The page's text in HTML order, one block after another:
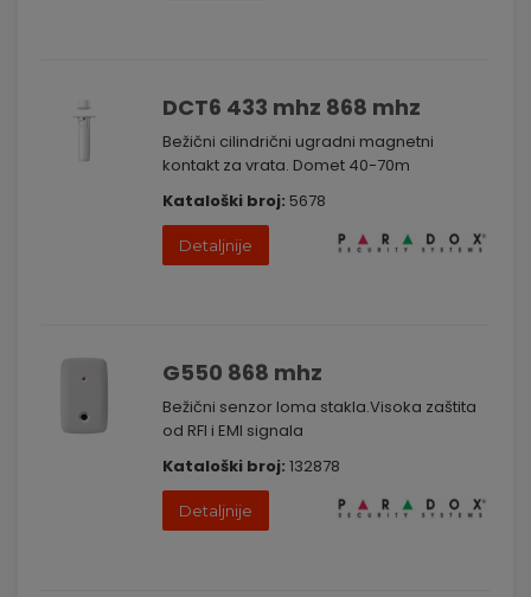
DCT6 433 mhz 868 mhz
Bežični cilindrični ugradni magnetni
kontakt za vrata. Domet 40-70m
Kataloški broj: 5678
Detaljnije
G550 868 mhz
Bežični senzor loma stakla.Visoka zaštita
od RFI i EMI signala
Kataloški broj: 132878
Detaljnije